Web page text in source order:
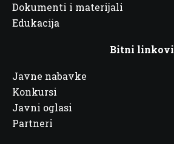
Dokumenti i materijali
Edukacija
Bitni linkovi
Javne nabavke
Konkursi
Javni oglasi
Partneri